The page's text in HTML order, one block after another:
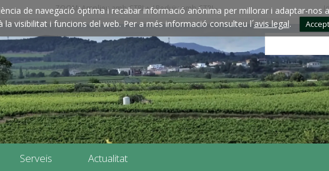
de navegació òptima i recabar informació anònima per millorar i adaptar-nos
visibilitat i funcions del web. Per a més informació consulteu l´avis legal.
ZOOM: Amplieu amb CTRL+ / Reduïu amb CTRL-
Serveis Actualitat